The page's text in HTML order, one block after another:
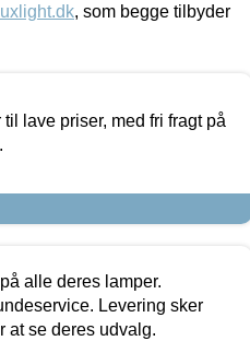
, som begge tilbyder
lave priser, med fri fragt på
alle deres lamper.
Levering sker
at se deres udvalg.